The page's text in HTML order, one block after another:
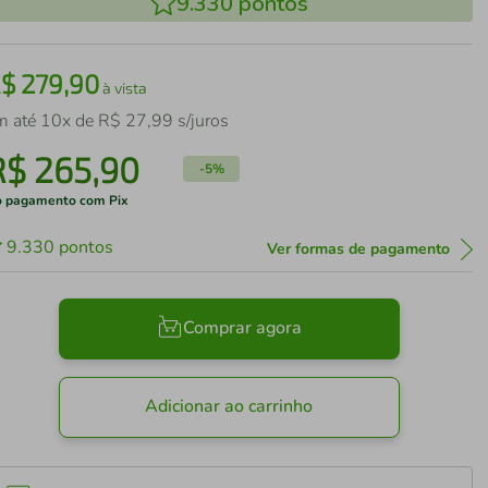
279,90à vista
até 10x de R$ 27,99 s/juros
265,90 -5%
pagamento com Pix
9.330 pontos Ver formas de pagamento
Comprar agora
Adicionar ao carrinho